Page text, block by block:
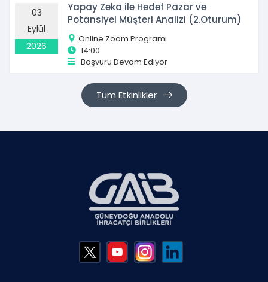
03
Eylül
2026
Yapay Zeka ile Hedef Pazar ve
Potansiyel Müşteri Analizi (2.Oturum)
Online Zoom Programı
14:00
Başvuru Devam Ediyor
Tüm Etkinlikler